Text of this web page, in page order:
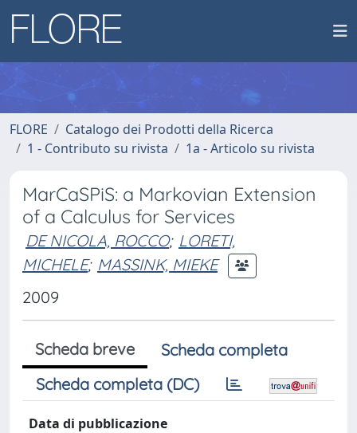
FLORE
Catalogo dei Prodotti della Ricerca
1 - Contributo su rivista
1a - Articolo su rivista
MarCaSPiS: a Markovian Extension
of a Calculus for Services
DE NICOLA, ROCCO; LORETI,
MICHELE; MASSINK, MIEKE
2009
Scheda breve
Scheda completa
Scheda completa (DC)
Data di pubblicazione